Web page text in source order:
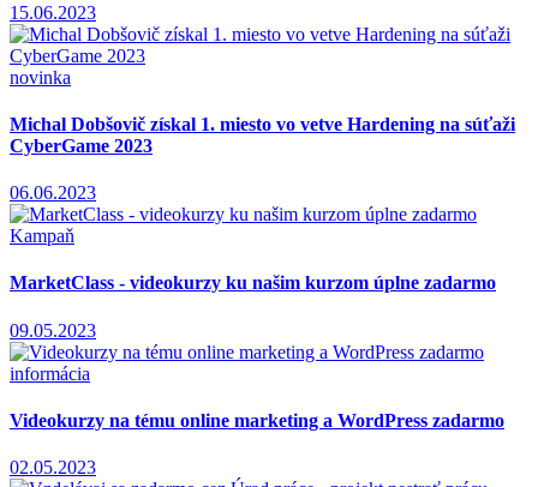
15.06.2023
novinka
Michal Dobšovič získal 1. miesto vo vetve Hardening na súťaži
CyberGame 2023
06.06.2023
Kampaň
MarketClass - videokurzy ku našim kurzom úplne zadarmo
09.05.2023
informácia
Videokurzy na tému online marketing a WordPress zadarmo
02.05.2023